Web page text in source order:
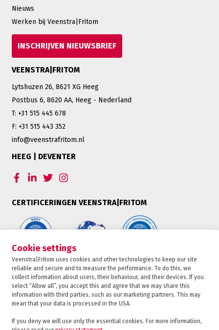
Cookie settings
Veenstra|Fritom uses cookies and other technologies to keep our site
reliable and secure and to measure the performance. To do this, we
collect information about users, their behaviour, and their devices. If you
select “Allow all”, you accept this and agree that we may share this
information with third parties, such as our marketing partners. This may
mean that your data is processed in the USA.
If you deny we will use only the essential cookies. For more information,
Nieuws
Werken bij Veenstra|Fritom
INSCHRIJVEN NIEUWSBRIEF
VEENSTRA|FRITOM
Lytshuzen 26, 8621 XG Heeg
Postbus 6, 8620 AA, Heeg - Nederland
T: +31 515 445 678
F: +31 515 443 352
info@veenstrafritom.nl
HEEG | DEVENTER
CERTIFICERINGEN VEENSTRA|FRITOM
Veenstra|Fritom is ûnderdiel fan de Fritom Group